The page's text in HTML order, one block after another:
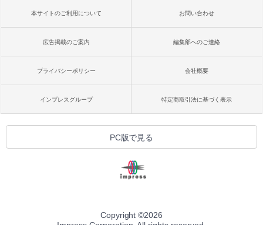
本サイトのご利用について お問い合わせ
広告掲載のご案内 編集部へのご連絡
プライバシーポリシー 会社概要
インプレスグループ 特定商取引法に基づく表示
PC版で見る
Copyright ©2026